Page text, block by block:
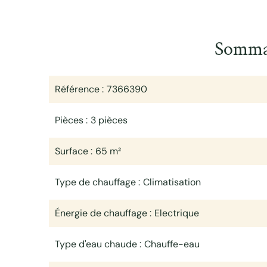
Référence 7366390
Pièces 3 pièces
Surface 65 m²
Type de chauffage Climatisation
Énergie de chauffage Electrique
Type d'eau chaude Chauffe-eau